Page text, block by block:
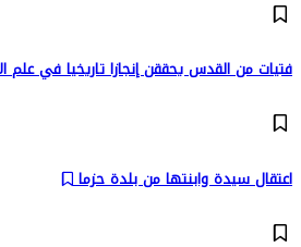
فتيات من القدس يحققن إنجازا تاريخيا في علم
اعتقال سيدة وابنتها من بلدة حزما